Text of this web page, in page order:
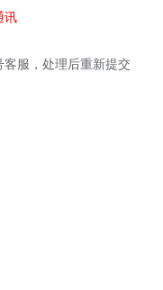
讯
服，处理后重新提交